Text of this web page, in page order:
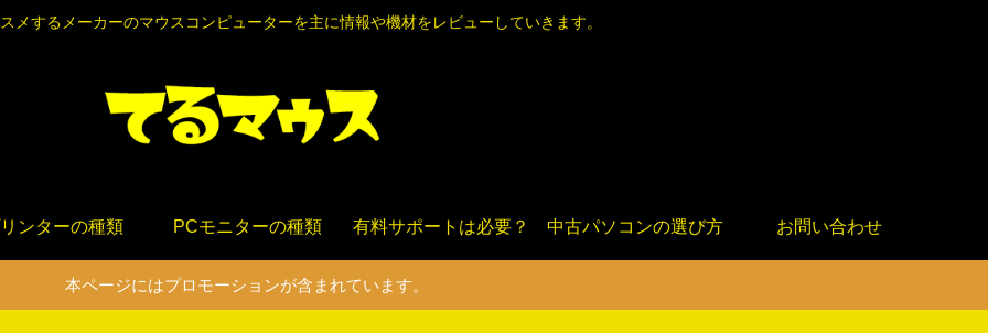
メするメーカーのマウスコンピューターを主に情報や機材をレビューしていきます。
ンターの種類 PCモニターの種類 有料サポートは必要？ 中古パソコンの選び方 お問い合わせ
本ページにはプロモーションが含まれています。